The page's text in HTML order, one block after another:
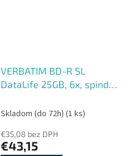
VERBATIM BD-R SL
DataLife 25GB, 6x, spindle
Skladom (do 72h) (1 ks)
€35,08 bez DPH
€43,15